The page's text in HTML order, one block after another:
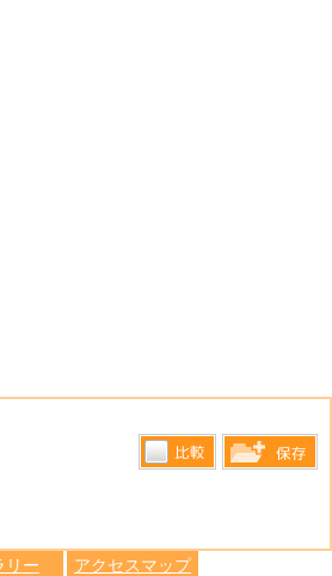
リー
アクセスマップ